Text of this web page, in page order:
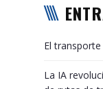
El
La IA